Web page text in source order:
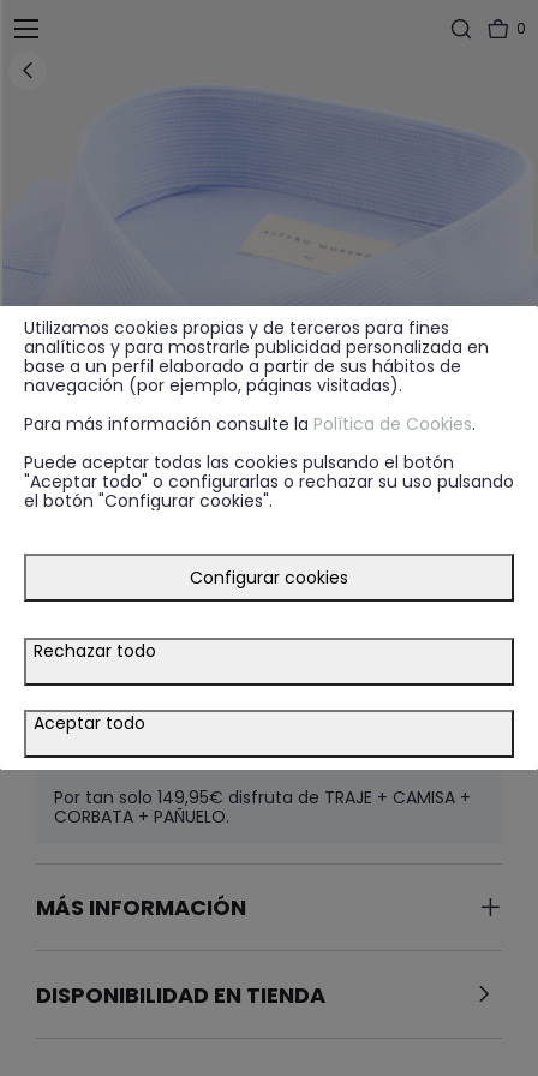
0
CAMISA POPELIN MISTER
AZUL
29.95€
SELECCIONAR TALLA
Por tan solo 149,95€ disfruta de TRAJE + CAMISA +
CORBATA + PAÑUELO.
MÁS INFORMACIÓN
DISPONIBILIDAD EN TIENDA
Utilizamos cookies propias y de terceros para fines
analíticos y para mostrarle publicidad personalizada en
base a un perfil elaborado a partir de sus hábitos de
navegación (por ejemplo, páginas visitadas).
Para más información consulte la Política de Cookies.
Puede aceptar todas las cookies pulsando el botón
"Aceptar todo" o configurarlas o rechazar su uso pulsando
el botón "Configurar cookies".
Configurar cookies
Rechazar todo
Aceptar todo